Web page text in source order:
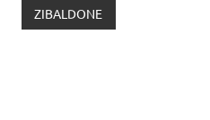
ZIBALDONE